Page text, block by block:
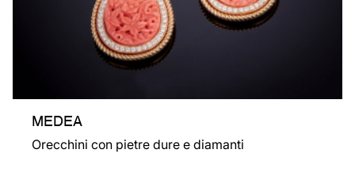
MEDEA
Orecchini con pietre dure e diamanti